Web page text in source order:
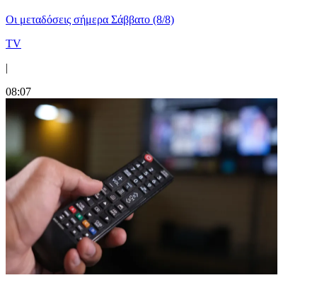
Οι μεταδόσεις σήμερα Σάββατο (8/8)
TV
|
08:07